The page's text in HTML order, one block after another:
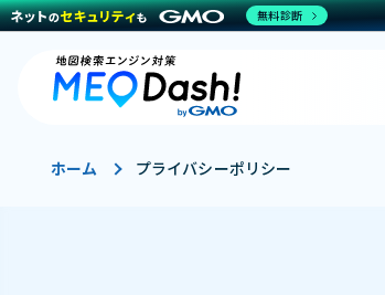
ホーム プライバシーポリシー
無料診断